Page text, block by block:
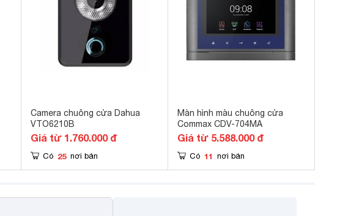
Camera chuông cửa Dahua
VTO6210B
Giá từ 1.760.000 đ
Có 25 nơi bán
Màn hình màu chuông cửa
Commax CDV-704MA
Giá từ 5.588.000 đ
Có 11 nơi bán